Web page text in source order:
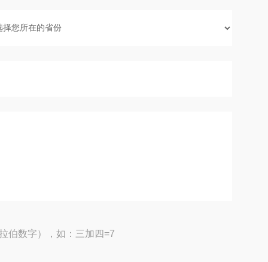
伯数字），如：三加四=7